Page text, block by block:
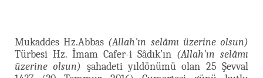
Mukaddes Hz.Abbas (Allah'ın selâmı üzerine olsun)
Türbesi Hz. İmam Cafer-i Sâdık’ın (Allah'ın selâmı
üzerine olsun) şahadeti yıldönümü olan 25 Şevval